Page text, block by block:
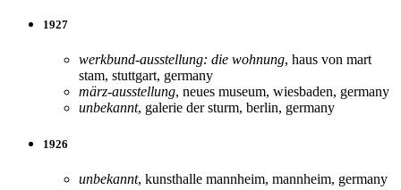
1927
werkbund-ausstellung: die wohnung, haus von mart
stam, stuttgart, germany
märz-ausstellung, neues museum, wiesbaden, germany
unbekannt, galerie der sturm, berlin, germany
1926
unbekannt, kunsthalle mannheim, mannheim, germany